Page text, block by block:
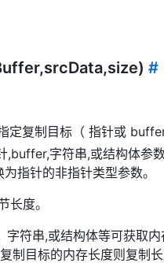
#
定复制目标（ 指针或
,buffer,字符串,或结构体参
指针的非指针类型参数。
长度。
符串,或结构体等可获取
制目标的内存长度则复制